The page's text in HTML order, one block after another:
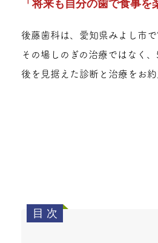
「将来も自分の歯で食事を
後藤歯科は、愛知県みよし市で
その場しのぎの治療ではなく
後を見据えた診断と治療をお約